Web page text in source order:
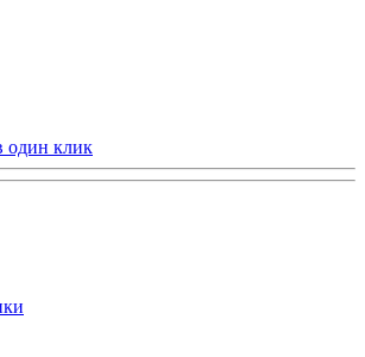
один клик